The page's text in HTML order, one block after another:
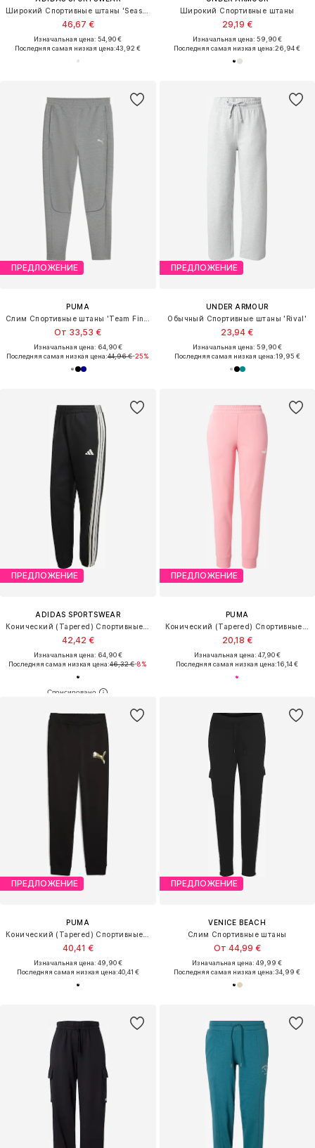
46,67 €
Изначальная цена: 54,90 €
Последняя самая низкая цена:43,92 €
Широкий Спортивные штаны
29,19 €
Изначальная цена: 59,90 €
Последняя самая низкая цена:26,94 €
ПРЕДЛОЖЕНИЕ
PUMA
От 33,53 €
Изначальная цена: 64,90 €
Последняя самая низкая цена:44,96 €-25%
ПРЕДЛОЖЕНИЕ
UNDER ARMOUR
Обычный Спортивные штаны 'Rival'
23,94 €
Изначальная цена: 59,90 €
Последняя самая низкая цена:19,95 €
ПРЕДЛОЖЕНИЕ
ADIDAS SPORTSWEAR
42,42 €
Изначальная цена: 64,90 €
Последняя самая низкая цена:46,32 €-8%
ПРЕДЛОЖЕНИЕ
PUMA
20,18 €
Изначальная цена: 47,90 €
Последняя самая низкая цена:16,14 €
ПРЕДЛОЖЕНИЕ
PUMA
40,41 €
Изначальная цена: 49,90 €
Последняя самая низкая цена:40,41 €
ПРЕДЛОЖЕНИЕ
VENICE BEACH
Слим Спортивные штаны
От 44,99 €
Изначальная цена: 49,99 €
Последняя самая низкая цена:34,99 €